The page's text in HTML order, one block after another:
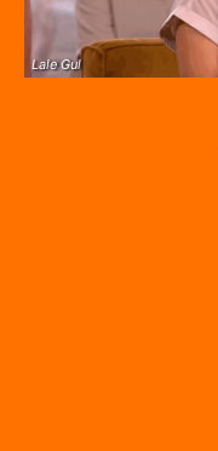
Lale Gul